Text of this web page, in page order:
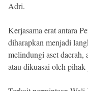
Adri.
Kerjasama erat antara
diharapkan menjadi
melindungi aset
atau dikuasai oleh